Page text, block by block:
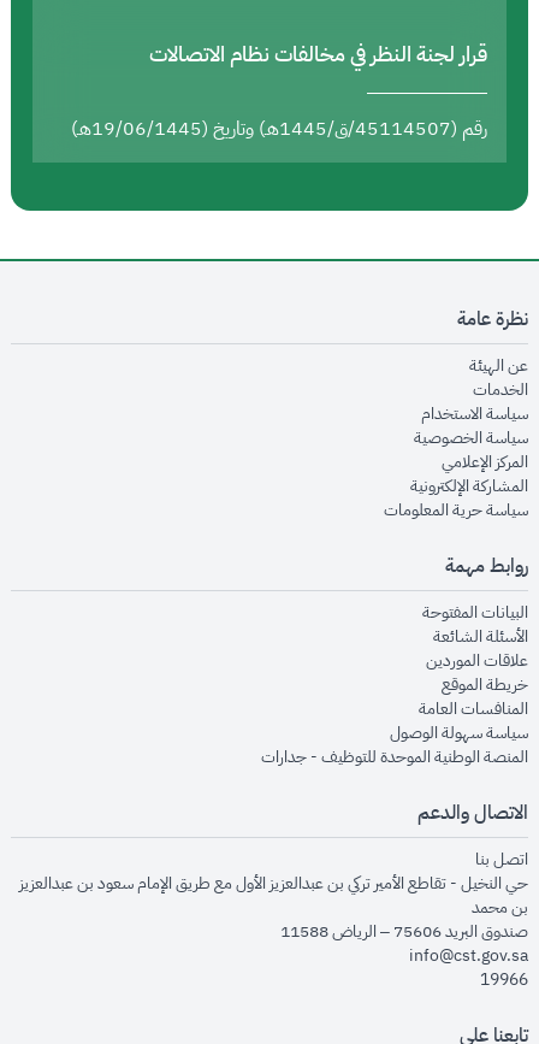
قرار لجنة النظر في مخالفات نظام الاتصالات
رقم (45114507/ق/1445هـ) وتاريخ (19/06/1445هـ)
نظرة عامة
عن الهيئةopens in new window
الخدماتopens in new window
سياسة الاستخدام
سياسة الخصوصيةopens in new window
المركز الإعلاميopens in new window
المشاركة الإلكترونيةopens in new window
سياسة حرية المعلوماتopens in new window
روابط مهمة
البيانات المفتوحةopens in new window
الأسئلة الشائعةopens in new window
علاقات الموردينopens in new window
خريطة الموقعopens in new window
المنافسات العامةopens in new window
سياسة سهولة الوصولopens in new window
المنصة الوطنية الموحدة للتوظيف - جداراتopens in new window
الاتصال والدعم
اتصل بنا
حي النخيل - تقاطع الأمير تركي بن عبدالعزيز الأول مع طريق الإمام سعود بن عبدالعزيز
بن محمد
صندوق البريد 75606 – الرياض 11588
info@cst.gov.sa
19966
تابعنا على